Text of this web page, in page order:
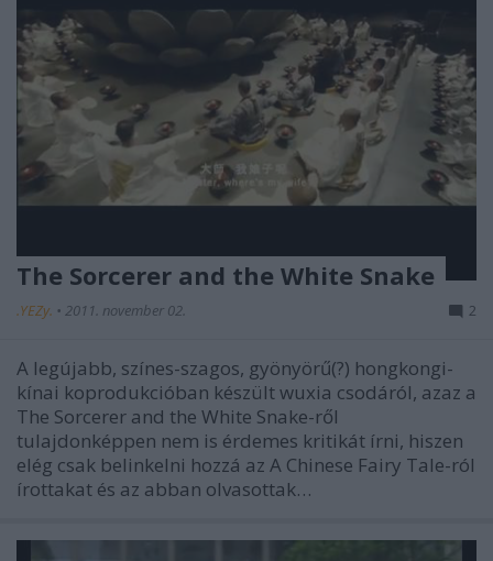
The Sorcerer and the White Snake
.YEZy. • 2011. november 02. 2
A legújabb, színes-szagos, gyönyörű(?) hongkongi-
kínai koprodukcióban készült wuxia csodáról, azaz a
The Sorcerer and the White Snake-ről
tulajdonképpen nem is érdemes kritikát írni, hiszen
elég csak belinkelni hozzá az A Chinese Fairy Tale-ról
írottakat és az abban olvasottak…